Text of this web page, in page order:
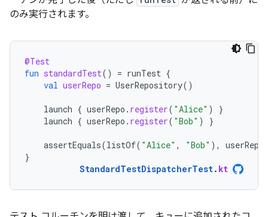
のみ実行されます。
@Test
fun standardTest() = runTest {
val userRepo = UserRepository()
launch { userRepo . register( "Alice" )
}
launch { userRepo . register( "Bob" ) }
assertEquals(listOf( "Alice" , "Bob" ), userRepo
}
StandardTestDispatcherTest. kt